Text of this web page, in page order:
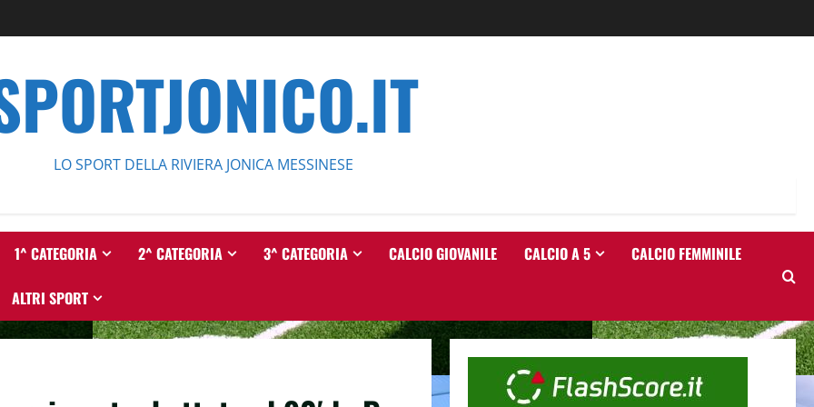
LO SPORT DELLA RIVIERA JONICA MESSINESE
1^ CATEGORIA 2^ CATEGORIA 3^ CATEGORIA CALCIO GIOVANILE CALCIO A 5 CALCIO FEMMINILE
ALTRI SPORT